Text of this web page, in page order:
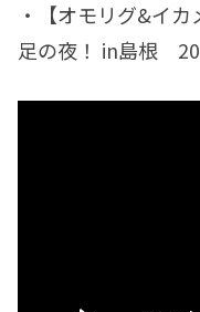
・【オモリグ&イ
足の夜！ in島根